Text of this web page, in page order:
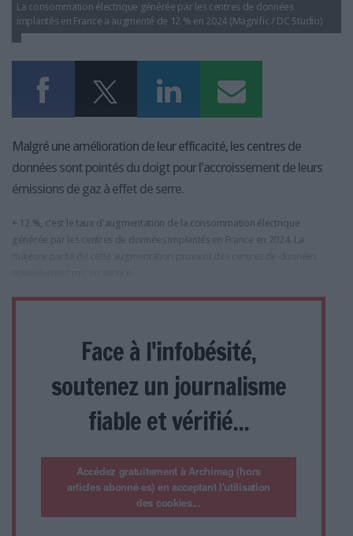
NOS OFFRES D'ABONNEMENTS
La consommation électrique générée par les centres de données
implantés en France a augmenté de 12 % en 2024 (Magnific / DC Studio)
Malgré une amélioration de leur efficacité, les centres de
données sont pointés du doigt pour l'accroissement de leurs
émissions de gaz à effet de serre.
+ 12 %, c'est le taux d'augmentation de la consommation électrique
générée par les centres de données implantés en France en 2024. La
Face à l'infobésité,
soutenez un journalisme
fiable et vérifié...
Accédez gratuitement à Archimag (hors
articles abonné·es) en acceptant l'utilisation
des cookies...